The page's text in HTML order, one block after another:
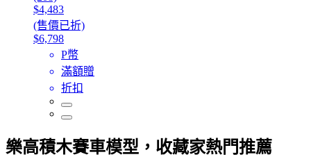
$4,483
(售價已折)
$6,798
P幣
滿額贈
折扣
樂高積木賽車模型，收藏家熱門推薦